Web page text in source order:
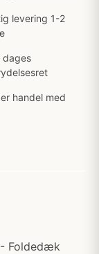
levering 1-2
dages
handel med
- Foldedæk